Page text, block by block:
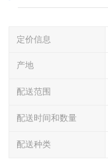
定价信息
产地
配送范围
配送时间和数量
配送种类